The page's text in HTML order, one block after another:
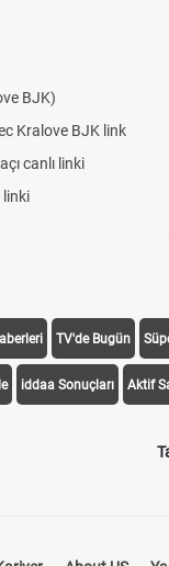
BJK)
Kralove BJK link
canlı linki
linki
TV'de Bugün
iddaa Sonuçları Aktif